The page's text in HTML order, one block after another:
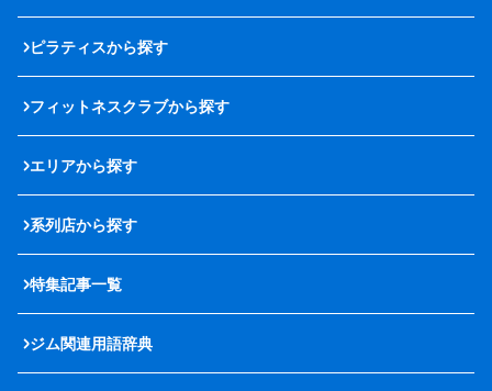
ピラティスから探す
フィットネスクラブから探す
エリアから探す
系列店から探す
特集記事一覧
ジム関連用語辞典